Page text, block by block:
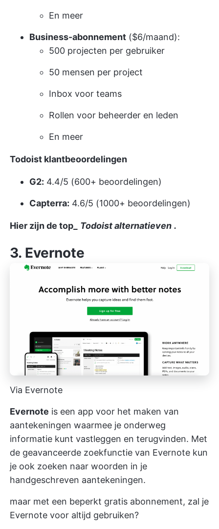
En meer
Business-abonnement ($6/maand):
500 projecten per gebruiker
50 mensen per project
Inbox voor teams
Rollen voor beheerder en leden
En meer
Todoist klantbeoordelingen
G2: 4.4/5 (600+ beoordelingen)
Capterra: 4.6/5 (1000+ beoordelingen)
Hier zijn de top_ Todoist alternatieven .
3. Evernote
Via Evernote
Evernote is een app voor het maken van
aantekeningen waarmee je onderweg
informatie kunt vastleggen en terugvinden. Met
de geavanceerde zoekfunctie van Evernote kun
je ook zoeken naar woorden in je
handgeschreven aantekeningen.
maar met een beperkt gratis abonnement, zal je
Evernote voor altijd gebruiken?